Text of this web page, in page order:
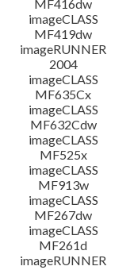
MF416dw
imageCLASS
MF419dw
imageRUNNER
2004
imageCLASS
MF635Cx
imageCLASS
MF632Cdw
imageCLASS
MF525x
imageCLASS
MF913w
imageCLASS
MF267dw
imageCLASS
MF261d
imageRUNNER